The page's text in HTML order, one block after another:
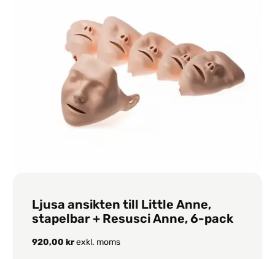
Ljusa ansikten till Little Anne,
stapelbar + Resusci Anne, 6-pack
920,00krexkl. moms